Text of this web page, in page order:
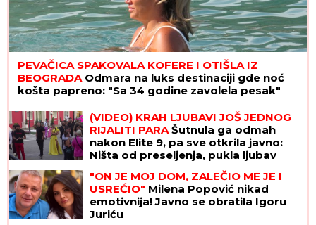
PEVAČICA SPAKOVALA KOFERE I OTIŠLA IZ
BEOGRADAOdmara na luks destinaciji gde noć
košta papreno: "Sa 34 godine zavolela pesak"
(VIDEO) KRAH LJUBAVI JOŠ JEDNOG
RIJALITI PARAŠutnula ga odmah
nakon Elite 9, pa sve otkrila javno:
Ništa od preseljenja, pukla ljubav
"ON JE MOJ DOM, ZALEČIO ME JE I
USREĆIO" Milena Popović nikad
emotivnija! Javno se obratila Igoru
Juriću